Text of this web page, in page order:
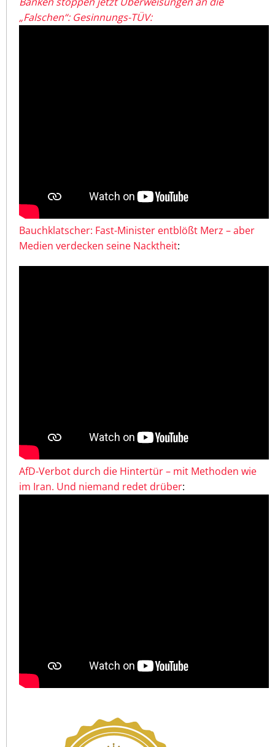
„Falschen“: Gesinnungs-TÜV:
Bauchklatscher: Fast-Minister entblößt Merz – aber
Medien verdecken seine Nacktheit:
AfD-Verbot durch die Hintertür – mit Methoden wie
im Iran. Und niemand redet drüber: